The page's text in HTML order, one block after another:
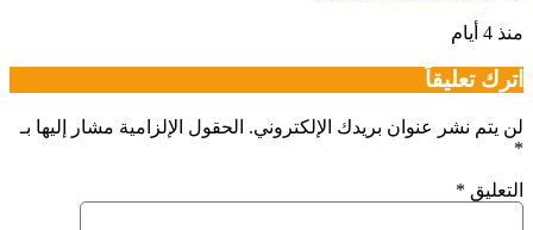
منذ 4 أيام
اترك تعليقاً
لن يتم نشر عنوان بريدك الإلكتروني. الحقول الإلزامية مشار إليها بـ
*
التعليق *